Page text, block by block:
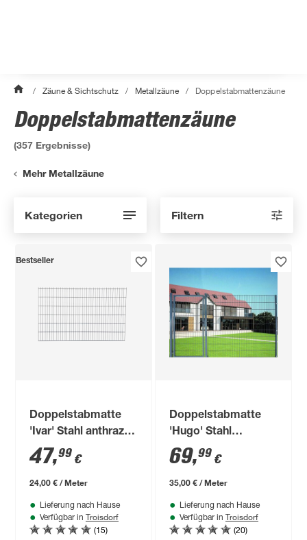
/ Zäune & Sichtschutz / Metallzäune / Doppelstabmattenzäune
Doppelstabmattenzäune
(357 Ergebnisse)
Mehr Metallzäune
Kategorien Filtern
Bestseller
Doppelstabmatte
'Ivar' Stahl anthrazit
200 x 123 cm
47,99 €
24,00 € / Meter
Lieferung nach Hause
Verfügbar in Troisdorf
(15)
Doppelstabmatte
'Hugo' Stahl
anthrazit 200 x 180
cm
69,99 €
35,00 € / Meter
Lieferung nach Hause
Verfügbar in Troisdorf
(20)